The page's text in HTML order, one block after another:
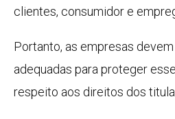
clientes, consumidor e
Portanto, as empresas
adequadas para proteger
respeito aos direitos dos